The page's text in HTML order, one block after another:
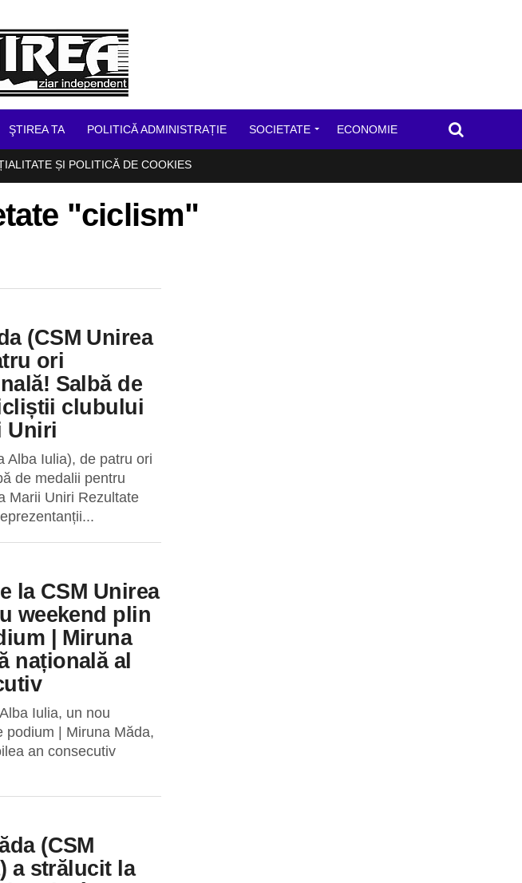
ŞTIREA TA POLITICĂ ADMINISTRAȚIE SOCIETATE ECONOMIE
ȘI POLITICĂ DE COOKIES
"ciclism"
(CSM Unirea
ori
Salbă de
clubului
Uniri
Alba Iulia), de patru ori
de medalii pentru
Marii Uniri Rezultate
la CSM Unirea
weekend plin
| Miruna
națională al
Iulia, un nou
podium | Miruna Măda,
an consecutiv
(CSM
a strălucit la